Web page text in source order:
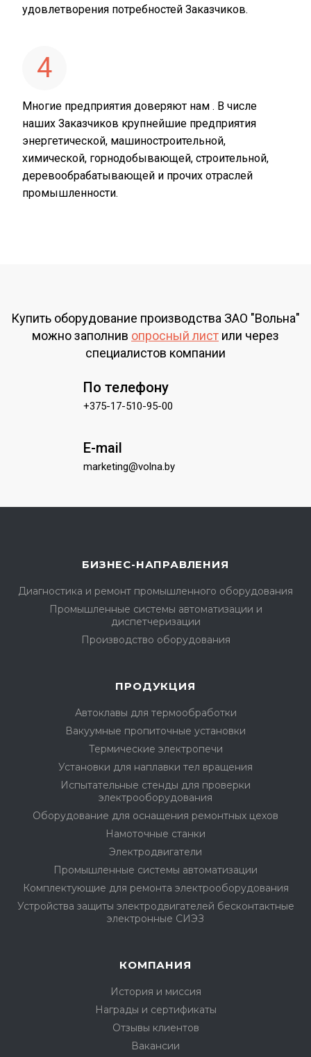
удовлетворения потребностей Заказчиков.
4
Многие предприятия доверяют нам . В числе
наших Заказчиков крупнейшие предприятия
энергетической, машиностроительной,
химической, горнодобывающей, строительной,
деревообрабатывающей и прочих отраслей
промышленности.
Купить оборудование производства ЗАО "Вольна"
можно заполнив опросный лист или через
специалистов компании
По телефону
+375-17-510-95-00
E-mail
marketing@volna.by
БИЗНЕС-НАПРАВЛЕНИЯ
Диагностика и ремонт промышленного оборудования
Промышленные системы автоматизации и
диспетчеризации
Производство оборудования
ПРОДУКЦИЯ
Автоклавы для термообработки
Вакуумные пропиточные установки
Термические электропечи
Установки для наплавки тел вращения
Испытательные стенды для проверки
электрооборудования
Оборудование для оснащения ремонтных цехов
Намоточные станки
Электродвигатели
Промышленные системы автоматизации
Комплектующие для ремонта электрооборудования
Устройства защиты электродвигателей бесконтактные
электронные СИЭЗ
КОМПАНИЯ
История и миссия
Награды и сертификаты
Отзывы клиентов
Вакансии